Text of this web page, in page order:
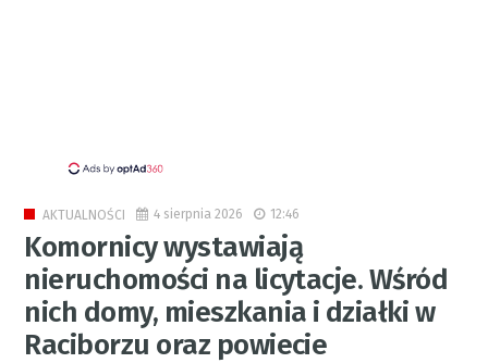
AKTUALNOŚCI 4 sierpnia 2026 12:46
Komornicy wystawiają
nieruchomości na licytacje. Wśród
nich domy, mieszkania i działki w
Raciborzu oraz powiecie